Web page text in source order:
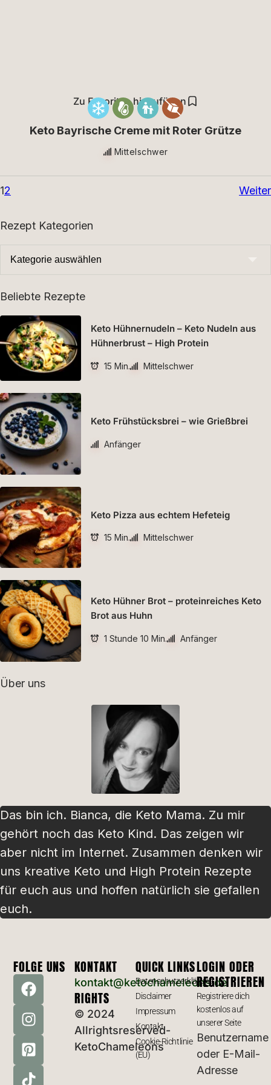
Zu Favoriten hinzufügen
Keto Bayrische Creme mit Roter Grütze
Mittelschwer
12 Weiter
Rezept Kategorien
Beliebte Rezepte
Keto Hühnernudeln – Keto Nudeln aus
Hühnerbrust – High Protein
15 Min. Mittelschwer
Keto Frühstücksbrei – wie Grießbrei
Anfänger
Keto Pizza aus echtem Hefeteig
15 Min. Mittelschwer
Keto Hühner Brot – proteinreiches Keto
Brot aus Huhn
1 Stunde 10 Min. Anfänger
Über uns
Das bin ich. Bianca, die Keto Mama. Zu mir
gehört noch das Keto Kind. Das zeigen wir
aber nicht im Internet. Zusammen denken wir
uns kreative Keto und High Protein Rezepte
für euch aus und hoffen natürlich sie gefallen
euch.
FOLGE UNS KONTAKT
kontakt@ketochameleons.de
RIGHTS
© 2024
Allrightsreserved-
KetoChameleons
QUICK LINKS
Datenschutzerklärung
Disclaimer
Impressum
Kontakt
Cookie-Richtlinie
(EU)
LOGIN ODER
REGISTRIEREN
Registriere dich
kostenlos auf
unserer Seite
Benutzername
oder E-Mail-
Adresse